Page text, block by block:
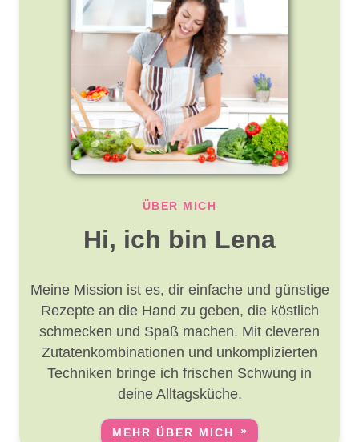
ÜBER MICH
Hi, ich bin Lena
Meine Mission ist es, dir einfache und günstige
Rezepte an die Hand zu geben, die köstlich
schmecken und Spaß machen. Mit cleveren
Zutatenkombinationen und unkomplizierten
Techniken bringe ich frischen Schwung in
deine Alltagsküche.
MEHR ÜBER MICH